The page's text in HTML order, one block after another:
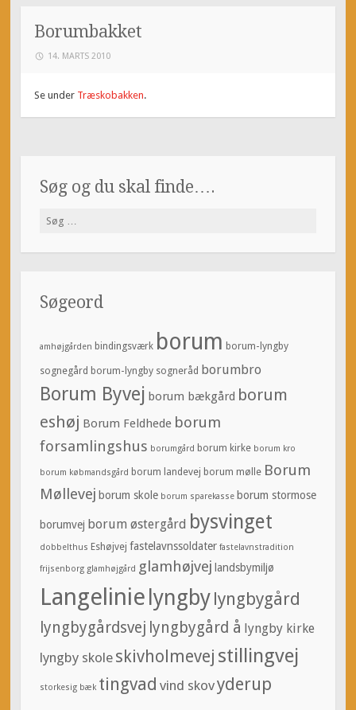
Borumbakket
14. MARTS 2010
Se under Træskobakken.
Søg og du skal finde….
Søg
Søgeord
amhøjgården bindingsværk borum borum-lyngby
sognegård borum-lyngby sogneråd borumbro
Borum Byvej borum bækgård borum
eshøj Borum Feldhede borum
forsamlingshus borumgård borum kirke borum kro
borum købmandsgård borum landevej borum mølle Borum
Møllevej borum skole borum sparekasse borum stormose
borumvej borum østergård bysvinget
dobbelthus Eshøjvej fastelavnssoldater fastelavnstradition
frijsenborg glamhøjgård glamhøjvej landsbymiljø
Langelinie lyngby lyngbygård
lyngbygårdsvej lyngbygård å lyngby kirke
lyngby skole skivholmevej stillingvej
storkesig bæk tingvad vind skovyderup